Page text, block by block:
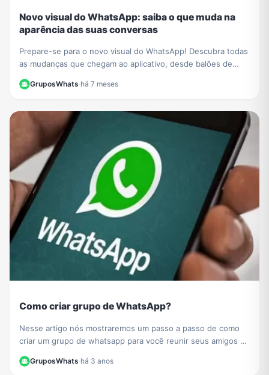
Novo visual do WhatsApp: saiba o que muda na
aparência das suas conversas
Prepare-se para o novo visual do WhatsApp! Descubra todas
as mudanças que chegam ao aplicativo, desde balões de
conversa redesenhados a mais opções de cores.
GruposWhats·há 7 meses
Como criar grupo de WhatsApp?
Nesse artigo nós mostraremos um passo a passo de como
criar um grupo de whatsapp para você reunir seus amigos e
GruposWhats·há 3 anos